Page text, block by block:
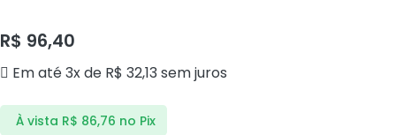
R$ 96,40
Em até 3x de R$ 32,13 sem juros
À vista R$ 86,76 no Pix